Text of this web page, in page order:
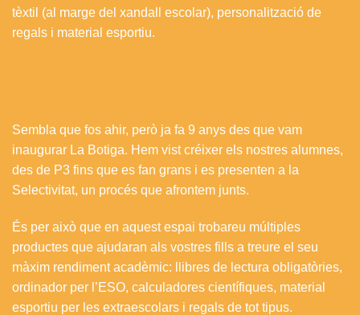
tèxtil (al marge del xandall escolar), personalització de
regals i material esportiu.
Sembla que fos ahir, però ja fa 9 anys des que vam
inaugurar La Botiga. Hem vist créixer els nostres alumnes,
des de P3 fins que es fan grans i es presenten a la
Selectivitat, un procés que afrontem junts.
És per això que en aquest espai trobareu múltiples
productes que ajudaran als vostres fills a treure el seu
màxim rendiment acadèmic: llibres de lectura obligatòries,
ordinador per l’ESO, calculadores científiques, material
esportiu per les extraescolars i regals de tot tipus.